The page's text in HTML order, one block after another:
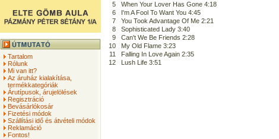
Tartalom
Rólunk
Mi van itt?
Az áruház kialakítása,
termékkategóriák
Árutípusok, árujelölések
Regisztráció
Bevásárlókosár
Fizetési módok
Szállítási idő és átvételi módok
Reklamáció
Fontos!
5
When Your Lover Has Gone 4:18
6
I'm A Fool To Want You 4:45
7
You Took Advantage Of Me 2:21
8
Sophisticated Lady 3:40
9
Can't We Be Friends 2:28
10
My Old Flame 3:23
11
Falling In Love Again 2:35
12
Lush Life 3:51